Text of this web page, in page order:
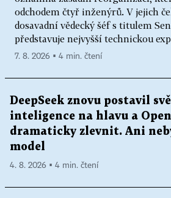
odchodem čtyř inženýrů. V jejich
dosavadní vědecký šéf s titulem
představuje nejvyšší technickou
7. 8. 2026 ▪ 4 min. čtení
DeepSeek znovu postavil
inteligence na hlavu a
dramaticky zlevnit. Ani
model
4. 8. 2026 ▪ 4 min. čtení